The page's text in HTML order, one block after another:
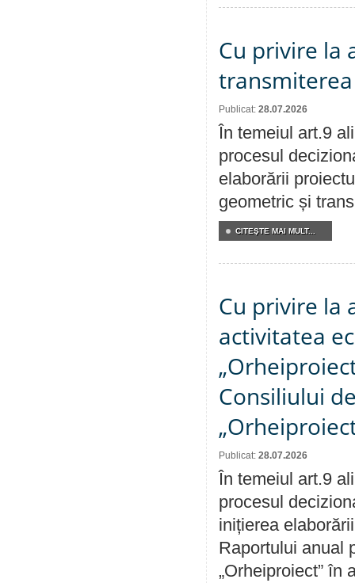
Cu privire la
Publicat: 28.07.2026
În temeiul art.9
procesul
elaborării
geometric și
CITEŞTE MAI MULT...
Cu privire la
activitatea
Consiliului
Publicat: 28.07.2026
În temeiul art.9
procesul
inițierea
Raportului anual
„Orheiproiect” în